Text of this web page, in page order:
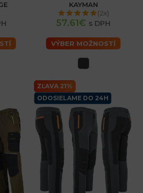
KAYMAN
(2x)
57.61€ s DPH
VÝBER MOŽNOSTÍ
ZĽAVA 21%
ODOSIELAME DO 24H